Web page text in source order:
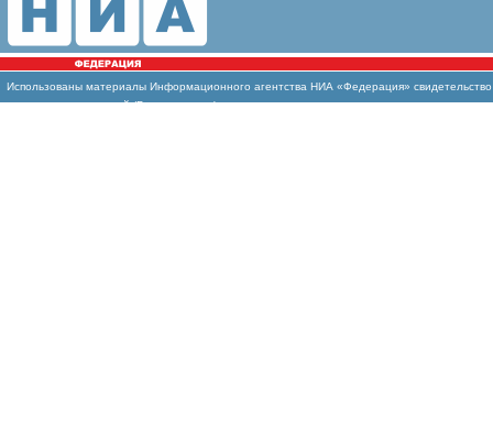
Использованы материалы Информационного агентства НИА «Федерация»
массовых коммуникаций (Роскомнадзор)